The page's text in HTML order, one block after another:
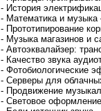
- История
- Математика и музыка
- Прототипирование
- Музыка магазинов и
- Автоэквалайзер:
- Качество звука
- Фотобиологические
- Серверы для
- Продвижение
- Световое